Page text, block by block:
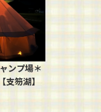
ンプ場＊
笏湖】